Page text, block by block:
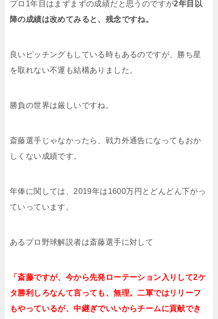
プロ1年目はまずまずの成績だと思うのですが2年目以
降の成績は改めてみると、残念ですね。
良いピッチングもしている時もあるのですが、勝ち星
を取れない不運も結構ありました。
勝負の世界は厳しいですね。
斎藤選手じゃなかったら、戦力外通告になってもおか
しくない成績です。
年俸に関しては、2019年は1600万円とどんどん下がっ
ていっています。
あるプロ野球解説者は斎藤選手に対して
「斎藤ですが、今から先発ローテーション入りして2ケ
タ勝利しろなんて言っても、無理。二軍ではリリーフ
もやっているが、中継ぎでいいからチームに貢献でき